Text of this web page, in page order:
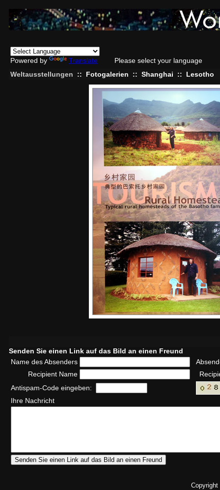
Powered by Translate
Please select your language
Weltausstellungen
:: Fotogalerien :: Shanghai :: Lesotho
Senden Sie einen Link auf das Bild an einen Freund
Name des Absenders
Recipient Name
Antispam-Code eingeben:
Ihre Nachricht